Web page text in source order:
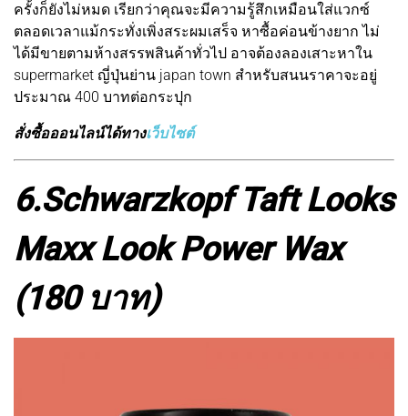
ครั้งก็ยังไม่หมด เรียกว่าคุณจะมีความรู้สึกเหมือนใส่แวกซ์
ตลอดเวลาแม้กระทั่งเพิ่งสระผมเสร็จ หาซื้อค่อนข้างยาก ไม่
ได้มีขายตามห้างสรรพสินค้าทั่วไป อาจต้องลองเสาะหาใน
supermarket ญี่ปุ่นย่าน japan town สำหรับสนนราคาจะอยู่
ประมาณ 400 บาทต่อกระปุก
สั่งซื้อออนไลน์ได้ทางเว็บไซต์
6.Schwarzkopf Taft Looks
Maxx Look Power Wax
(180 บาท)